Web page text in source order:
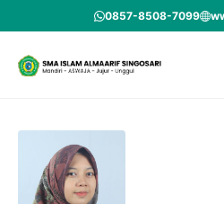
to
content
0857-8508-7099